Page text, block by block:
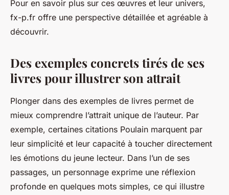
Pour en savoir plus sur ces œuvres et leur univers,
fx-p.fr offre une perspective détaillée et agréable à
découvrir.
Des exemples concrets tirés de ses
livres pour illustrer son attrait
Plonger dans des exemples de livres permet de
mieux comprendre l’attrait unique de l’auteur. Par
exemple, certaines citations Poulain marquent par
leur simplicité et leur capacité à toucher directement
les émotions du jeune lecteur. Dans l’un de ses
passages, un personnage exprime une réflexion
profonde en quelques mots simples, ce qui illustre